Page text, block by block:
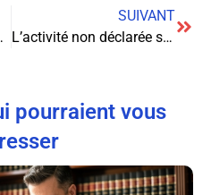
décisifs
SUIVANT
L’activité non déclarée sur les plateformes de commerce électronique : enjeux juridiques et conséquences
pourraient vous